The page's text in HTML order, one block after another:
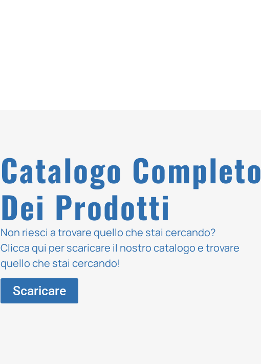
Catalogo Completo
Dei Prodotti
Non riesci a trovare quello che stai cercando?
Clicca qui per scaricare il nostro catalogo e trovare
quello che stai cercando!
Scaricare